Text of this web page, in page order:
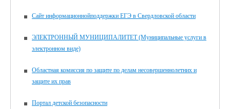
Сайт информационнойподдержки ЕГЭ в Свердловской области
ЭЛЕКТРОННЫЙ МУНИЦИПАЛИТЕТ (Муниципальные услуги в
электронном виде)
Областная комиссия по защите по делам несовершеннолетних и
защите их прав
Портал детской безопасности